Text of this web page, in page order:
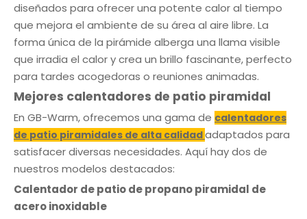
diseñados para ofrecer una potente calor al tiempo
que mejora el ambiente de su área al aire libre. La
forma única de la pirámide alberga una llama visible
que irradia el calor y crea un brillo fascinante, perfecto
para tardes acogedoras o reuniones animadas.
Mejores calentadores de patio piramidal
En GB-Warm, ofrecemos una gama de calentadores
de patio piramidales de alta calidadadaptados para
satisfacer diversas necesidades. Aquí hay dos de
nuestros modelos destacados:
Calentador de patio de propano piramidal de
acero inoxidable